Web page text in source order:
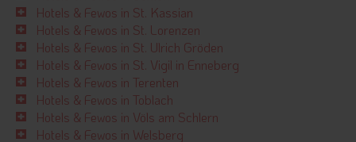
Hotels & Fewos in St. Kassian
Hotels & Fewos in St. Lorenzen
Hotels & Fewos in St. Ulrich Gröden
Hotels & Fewos in St. Vigil in Enneberg
Hotels & Fewos in Terenten
Hotels & Fewos in Toblach
Hotels & Fewos in Völs am Schlern
Hotels & Fewos in Welsberg